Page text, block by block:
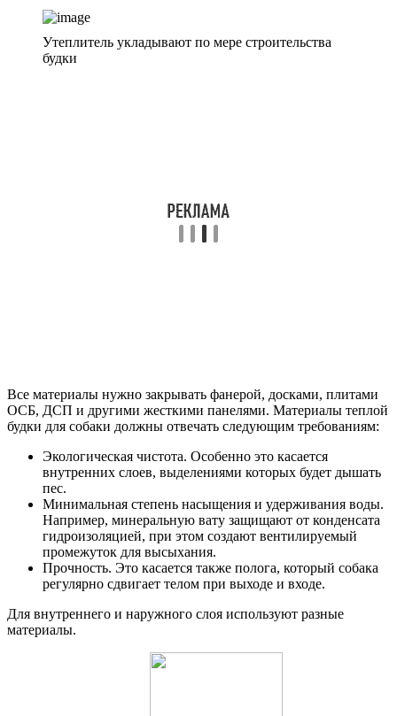
Утеплитель укладывают по мере строительства
будки
Все материалы нужно закрывать фанерой, досками, плитами
ОСБ, ДСП и другими жесткими панелями. Материалы теплой
будки для собаки должны отвечать следующим требованиям:
Экологическая чистота. Особенно это касается
внутренних слоев, выделениями которых будет дышать
пес.
Минимальная степень насыщения и удерживания воды.
Например, минеральную вату защищают от конденсата
гидроизоляцией, при этом создают вентилируемый
промежуток для высыхания.
Прочность. Это касается также полога, который собака
регулярно сдвигает телом при выходе и входе.
Для внутреннего и наружного слоя используют разные
материалы.